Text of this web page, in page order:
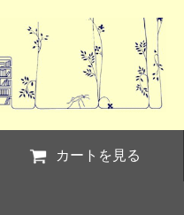
カートを見る